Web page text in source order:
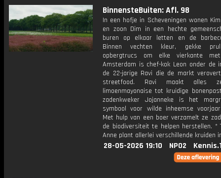
BinnensteBuiten: Afl. 98
In een hofje in Scheveningen wonen
en zoon Dim in een hechte
buren op elkaar letten en de
Binnen vechten kleur, gekke
opbergtrucs om elke vierkante
Amsterdam is chef-kok Leon onder de
de 22-jarige Ravi die de markt
streetfood. Ravi maakt alles
limoenmayonaise tot kruidige
zadenkweker Jojanneke is het
symbool voor wilde inheemse
Met hulp van een boer verzamelt ze
de biodiversiteit te helpen herstellen. *
Anne plant allerlei verschillende kruiden
28-05-2026 19:10 NPO2